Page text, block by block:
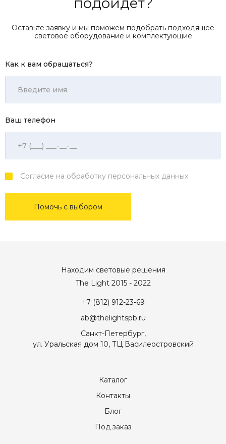
Оставьте заявку и мы поможем подобрать подходящее
световое оборудование и комплектующие
Как к вам обращаться?
Ваш телефон
Помочь с выбором
Согласие на обработку персональных данных
Находим световые решения
The Light 2015 - 2022
+7 (812) 912-23-69
ab@thelightspb.ru
Санкт-Петербург,
ул. Уральская дом 10, ТЦ Василеостровский
Каталог
Контакты
Блог
Под заказ